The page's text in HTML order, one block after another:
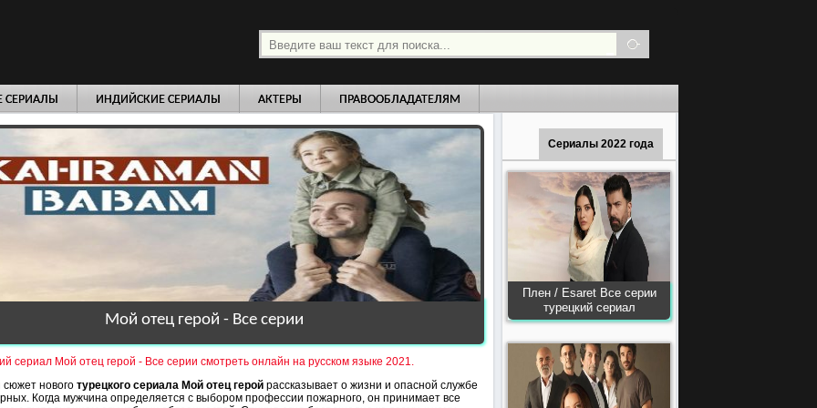
СЕРИАЛЫ ИНДИЙСКИЕ СЕРИАЛЫ АКТЕРЫ ПРАВООБЛАДАТЕЛЯМ
Сериалы 2022 года
Плен / Esaret Все серии
турецкий сериал
Мой отец герой - Все серии
сериал Мой отец герой - Все серии смотреть онлайн на русском языке 2021.
нового турецкого сериала Мой отец герой рассказывает о жизни и опасной службе
Когда мужчина определяется с выбором профессии пожарного, он принимает все